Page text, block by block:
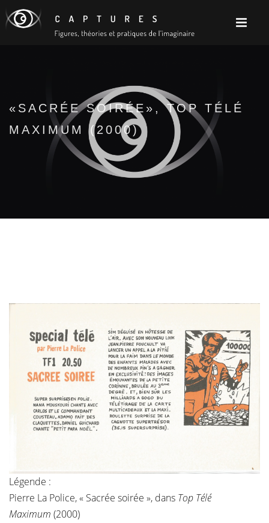
«SACRÉE SOIRÉE», TOP TÉLÉ
MAXIMUM (2000)
Légende :
Pierre La Police, « Sacrée soirée », dans Top Télé
Maximum (2000)